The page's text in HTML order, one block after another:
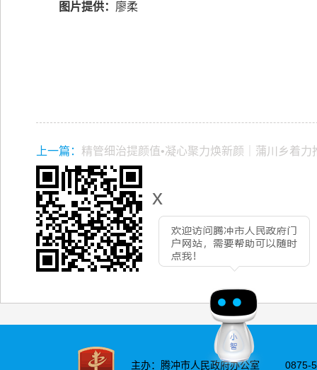
x
图片提供： 廖柔
上一篇： 精管细治提颜值•凝心聚力焕新颜｜蒲川乡着